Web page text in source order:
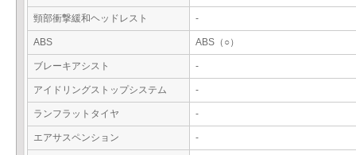
頸部衝撃緩和ヘッドレスト -
ABS ABS（○）
ブレーキアシスト -
アイドリングストップシステム -
ランフラットタイヤ -
エアサスペンション -